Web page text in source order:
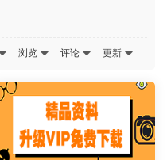
浏览 评论 更新